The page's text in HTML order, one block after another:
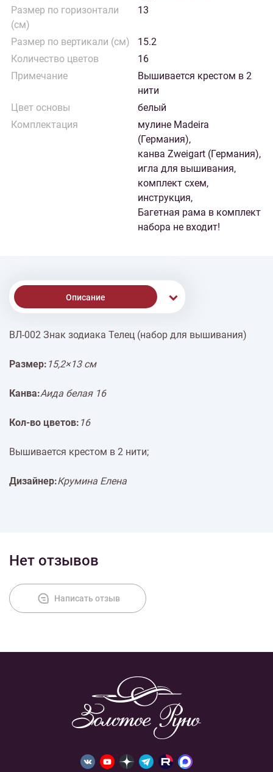
Размер по горизонтали
(см)
13
Размер по вертикали (см)
15.2
Количество цветов
16
Примечание
Вышивается крестом в 2
нити
Цвет основы
белый
Комплектация
мулине Madeira
(Германия),
канва Zweigart (Германия),
игла для вышивания,
комплект схем,
инструкция,
Багетная рама в комплект
набора не входит!
Описание
Доставка
ВЛ-002 Знак зодиака Телец (набор для вышивания)
Размер: 15,2×13 см
Канва:Аида белая 16
Кол-во цветов: 16
Вышивается крестом в 2 нити;
Дизайнер:Крумина Елена
Нет отзывов
Написать отзыв